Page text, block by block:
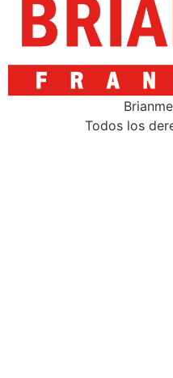
Todos los